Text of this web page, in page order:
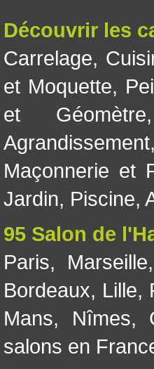
Découvrir les
Carrelage,
et Moquette,
et Géomètre
Agrandissement,
Maçonnerie et
Jardin, Piscine,
95 Salon de
Paris, Marseille,
Bordeaux, Lille,
Mans, Nîmes,
salons en